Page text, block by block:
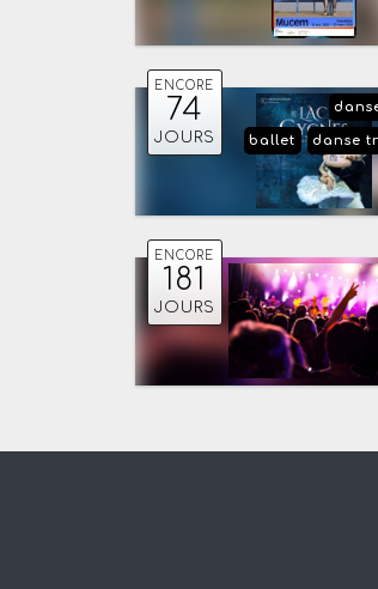
ENCORE
74
JOURS danse
ballet
ENCORE
181
JOURS